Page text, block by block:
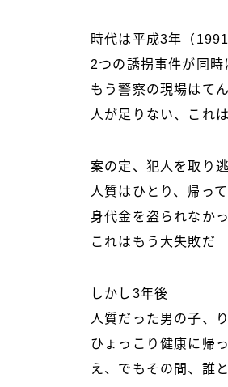
時代は平成3年（1991
2つの誘拐事件が同時
もう警察の現場はて
人が足りない、これ
案の定、犯人を取り
人質はひとり、帰っ
身代金を盗られなか
これはもう大失敗だ
しかし3年後
人質だった男の子、
ひょっこり健康に帰
え、でもその間、誰